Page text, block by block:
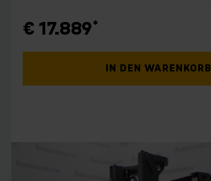
€ 17.889
IN DEN WARENKORB